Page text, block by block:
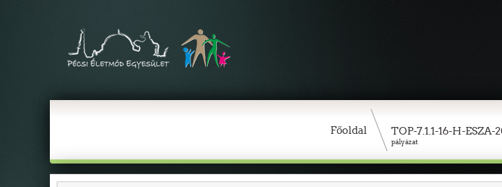
Főoldal TOP-7.1.1-16-H-
pályázat